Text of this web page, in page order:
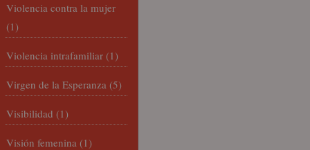
Violencia contra la mujer
(1)
Violencia intrafamiliar (1)
Virgen de la Esperanza (5)
Visibilidad (1)
Visión femenina (1)